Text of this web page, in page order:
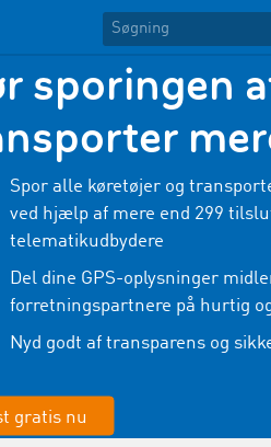
sporingen
Spor alle køretøjer og
ved hjælp af mere end 299
telematikudbydere
Del dine GPS-oplysninger
forretningspartnere på hurtig
Nyd godt af transparens og
gratis nu